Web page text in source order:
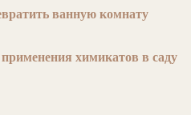
ванную комнату
химикатов в саду